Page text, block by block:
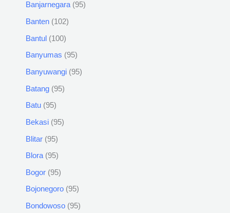
Banjarnegara 95
Banten 102
Bantul 100
Banyumas 95
Banyuwangi 95
Batang 95
Batu 95
Bekasi 95
Blitar 95
Blora 95
Bogor 95
Bojonegoro 95
Bondowoso 95